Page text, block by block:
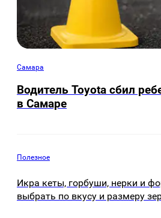
Самара
Водитель Toyota сбил
в Самаре
Полезное
Икра кеты, горбуши, нерки и
выбрать по вкусу и размеру